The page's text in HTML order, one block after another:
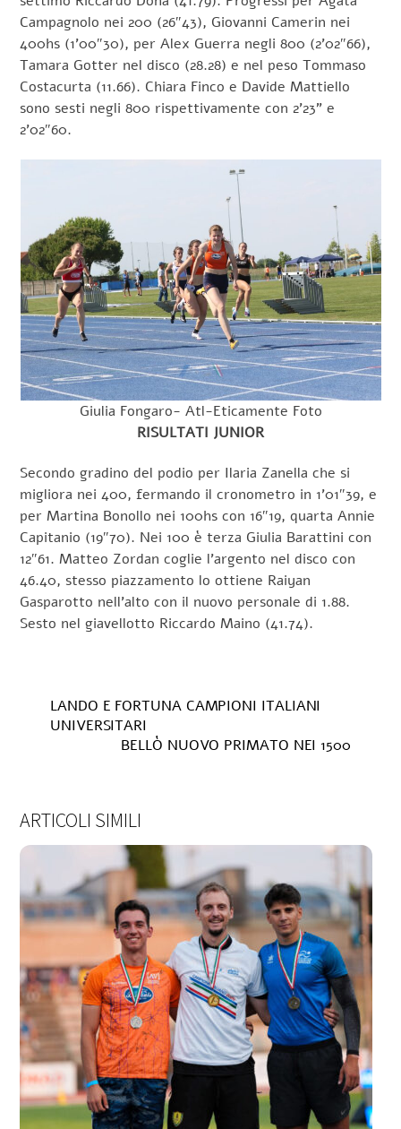
Campagnolo nei 200 (26″43), Giovanni Camerin nei
400hs (1’00″30), per Alex Guerra negli 800 (2’02″66),
Tamara Gotter nel disco (28.28) e nel peso Tommaso
Costacurta (11.66). Chiara Finco e Davide Mattiello
sono sesti negli 800 rispettivamente con 2’23” e
2’02″60.
Giulia Fongaro- Atl-Eticamente Foto
RISULTATI JUNIOR
Secondo gradino del podio per Ilaria Zanella che si
migliora nei 400, fermando il cronometro in 1’01″39, e
per Martina Bonollo nei 100hs con 16″19, quarta Annie
Capitanio (19″70). Nei 100 è terza Giulia Barattini con
12″61. Matteo Zordan coglie l’argento nel disco con
46.40, stesso piazzamento lo ottiene Raiyan
Gasparotto nell’alto con il nuovo personale di 1.88.
Sesto nel giavellotto Riccardo Maino (41.74).
LANDO E FORTUNA CAMPIONI ITALIANI
UNIVERSITARI
BELLÒ NUOVO PRIMATO NEI 1500
ARTICOLI SIMILI